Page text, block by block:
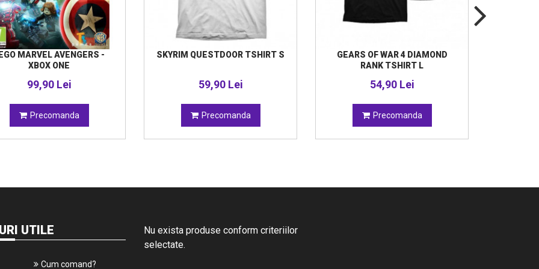
MARVEL AVENGERS -
XBOX ONE
99,90 Lei
Precomanda
SKYRIM QUESTDOOR TSHIRT S
59,90 Lei
Precomanda
GEARS OF WAR 4 DIAMOND
RANK TSHIRT L
54,90 Lei
Precomanda
UTILE
Cum comand?
Nu exista produse conform criteriilor
selectate.